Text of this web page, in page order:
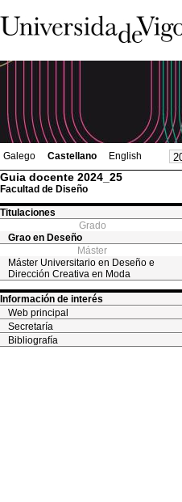
Galego Castellano English
Guia docente 2024_25
Facultad de Diseño
Titulaciones
Grado
Grao en Deseño
Máster
Máster Universitario en Deseño e
Dirección Creativa en Moda
Información de interés
Web principal
Secretaría
Bibliografía